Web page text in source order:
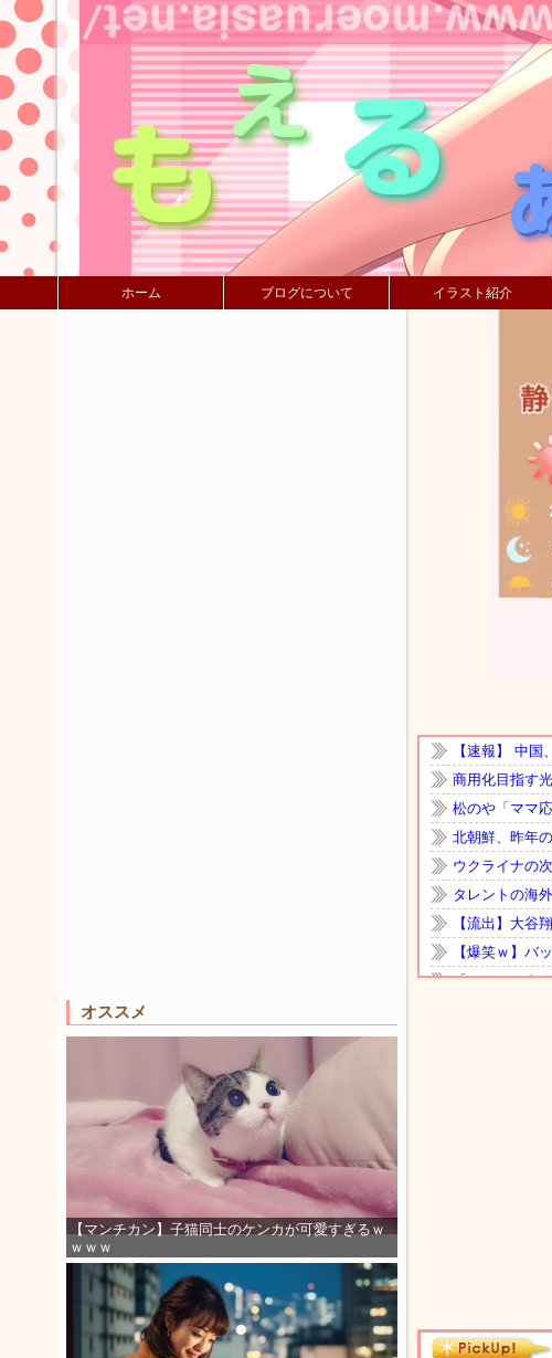
ホーム ブログについて イラスト紹介
オススメ
【マンチカン】子猫同士のケンカが可愛すぎるｗ
ｗｗｗ